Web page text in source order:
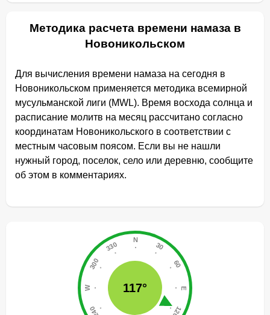
Методика расчета времени намаза в
Новоникольском
Для вычисления времени намаза на сегодня в
Новоникольском применяется методика всемирной
мусульманской лиги (MWL). Время восхода солнца и
расписание молитв на месяц рассчитано согласно
координатам Новоникольского в соответствии с
местным часовым поясом. Если вы не нашли
нужный город, поселок, село или деревню, сообщите
об этом в комментариях.
117°